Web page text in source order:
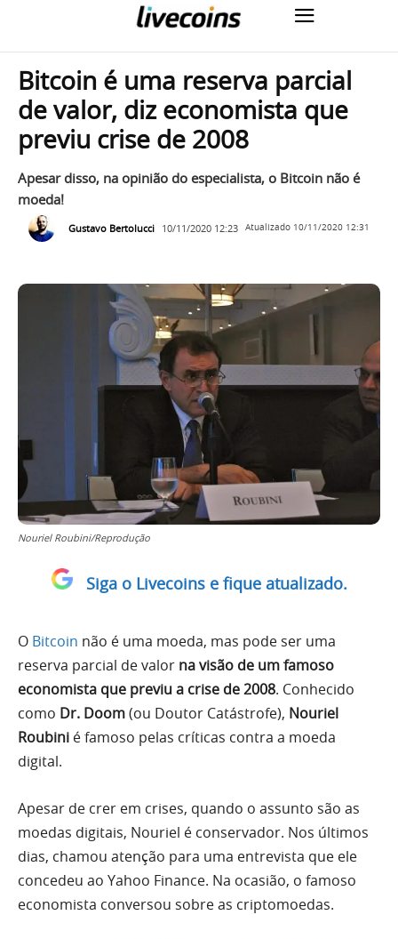
Bitcoin é uma reserva parcial
de valor, diz economista que
previu crise de 2008
Apesar disso, na opinião do especialista, o Bitcoin não é
moeda!
Gustavo Bertolucci 10/11/2020 12:23 Atualizado 10/11/2020 12:31
Nouriel Roubini/Reprodução
Siga o Livecoins e fique atualizado.
O Bitcoin não é uma moeda, mas pode ser uma
reserva parcial de valor na visão de um famoso
economista que previu a crise de 2008. Conhecido
como Dr. Doom(ou Doutor Catástrofe), Nouriel
Roubini é famoso pelas críticas contra a moeda
digital.
Apesar de crer em crises, quando o assunto são as
moedas digitais, Nouriel é conservador. Nos últimos
dias, chamou atenção para uma entrevista que ele
concedeu ao Yahoo Finance. Na ocasião, o famoso
economista conversou sobre as criptomoedas.